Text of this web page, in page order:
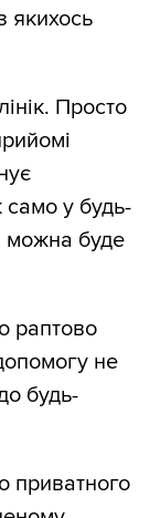
якихось
Просто
само у будь-
можна буде
раптово
не
будь-
приватного